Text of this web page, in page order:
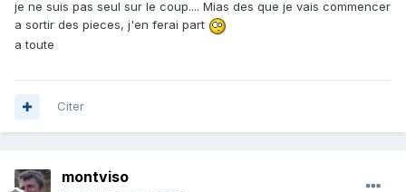
je ne suis pas seul sur le coup.... Mias des que je vais commencer
a sortir des pieces, j'en ferai part
a toute
Citer
montviso